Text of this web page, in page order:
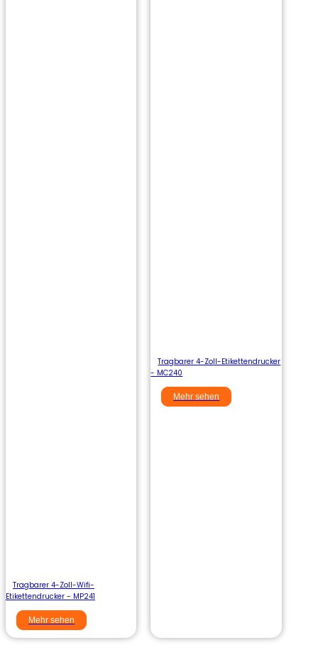
Tragbarer 4-Zoll-Wifi-
Etikettendrucker - MP241
Mehr sehen
Tragbarer 4-Zoll-Etikettendrucker
- MC240
Mehr sehen